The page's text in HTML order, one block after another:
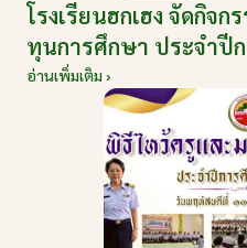
โรงเรียนฮกเฮง จัดกิจ
ทุนการศึกษา ประจำปี
มิถุนายน 2569
อ่านเพิ่มเติม ›